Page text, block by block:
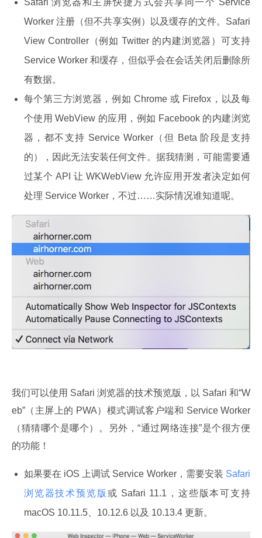
Safari 浏览器和主屏快捷方式会共享同一个 Service
Worker 注册（但不共享实例）以及缓存的文件。Safari
View Controller（例如 Twitter 的内建浏览器）可支持
Service Worker 和缓存，但似乎会在会话关闭后删除所
有数据。
每个第三方浏览器，例如 Chrome 或 Firefox，以及每
个使用 WebView 的应用，例如 Facebook 的内建浏览
器，都不支持 Service Worker（但 Beta 阶段是支持
的），因此无法安装任何文件。据我猜测，可能需要通
过某个 API 让 WKWebView 允许应用开发者决定如何
处理 Service Worker，不过……实际情况谁知道呢。
我们可以使用 Safari 浏览器的技术预览版，以 Safari 和“W
eb”（主屏上的 PWA）模式调试客户端和 Service Worker
（猜猜哪个是哪个）。另外，“通过网络连接”是个很方便
的功能！
如果要在 iOS 上调试 Service Worker，需要安装 Safari
浏览器技术预览版 或 Safari 11.1，这些版本可支持
macOS 10.11.5、10.12.6 以及 10.13.4 更新。